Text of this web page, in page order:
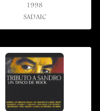
1998
SADAIC